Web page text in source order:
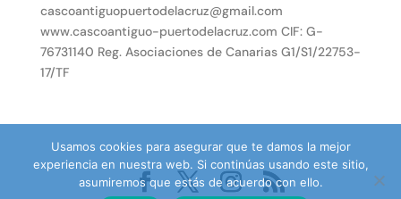
cascoantiguopuertodelacruz@gmail.com
www.cascoantiguo-puertodelacruz.com CIF: G-
76731140 Reg. Asociaciones de Canarias G1/S1/22753-
17/TF
Usamos cookies para asegurar que te damos la mejor
experiencia en nuestra web. Si continúas usando este sitio,
asumiremos que estás de acuerdo con ello.